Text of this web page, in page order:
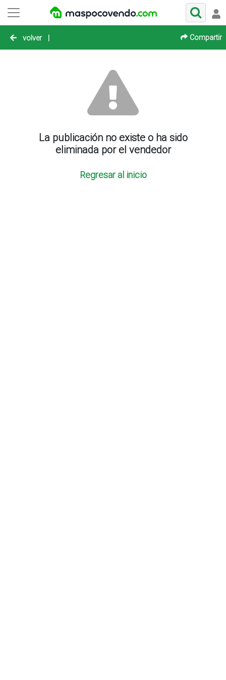
volver | Compartir
La publicación no existe o ha sido
eliminada por el vendedor
Regresar al inicio